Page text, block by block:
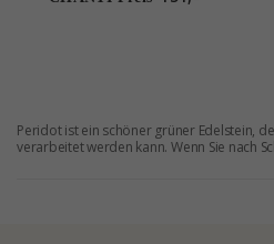
Peridot ist ein schöner grüner Edelstein,
verarbeitet werden kann. Wenn Sie nach
verkauft Schmuck nicht nur in hoher